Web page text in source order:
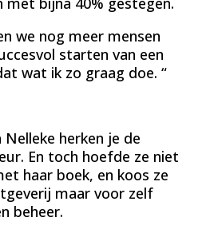
we nog meer mensen
starten van een
wat ik zo graag doe. “
herken je de
En toch hoefde ze niet
haar boek, en koos ze
maar voor zelf
beheer.